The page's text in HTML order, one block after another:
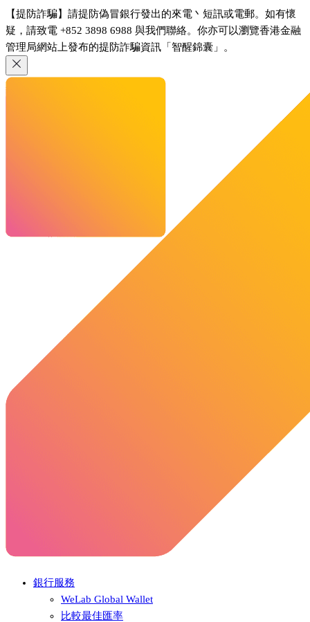
【提防詐騙】請提防偽冒銀行發出的來電丶短訊或電郵。如有懷
疑，請致電 +852 3898 6988 與我們聯絡。你亦可以瀏覽香港金融
管理局網站上發布的提防詐騙資訊「智醒錦囊」。
銀行服務
WeLab Global Wallet
比較最佳匯率